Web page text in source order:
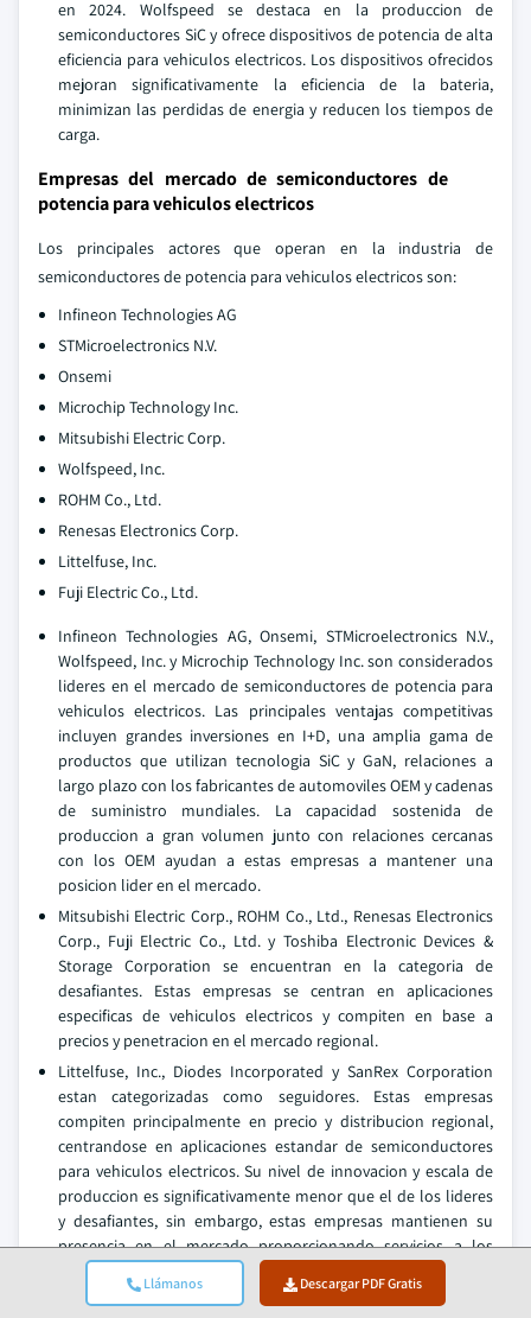
Llámanos Descargar PDF Gratis
en 2024. Wolfspeed se destaca en la produccion de
semiconductores SiC y ofrece dispositivos de potencia de alta
eficiencia para vehiculos electricos. Los dispositivos ofrecidos
mejoran significativamente la eficiencia de la bateria,
minimizan las perdidas de energia y reducen los tiempos de
carga.
Empresas del mercado de semiconductores de
potencia para vehiculos electricos
Los principales actores que operan en la industria de
semiconductores de potencia para vehiculos electricos son:
Infineon Technologies AG
STMicroelectronics N.V.
Onsemi
Microchip Technology Inc.
Mitsubishi Electric Corp.
Wolfspeed, Inc.
ROHM Co., Ltd.
Renesas Electronics Corp.
Littelfuse, Inc.
Fuji Electric Co., Ltd.
Infineon Technologies AG, Onsemi, STMicroelectronics N.V.,
Wolfspeed, Inc. y Microchip Technology Inc. son considerados
lideres en el mercado de semiconductores de potencia para
vehiculos electricos. Las principales ventajas competitivas
incluyen grandes inversiones en I+D, una amplia gama de
productos que utilizan tecnologia SiC y GaN, relaciones a
largo plazo con los fabricantes de automoviles OEM y cadenas
de suministro mundiales. La capacidad sostenida de
produccion a gran volumen junto con relaciones cercanas
con los OEM ayudan a estas empresas a mantener una
posicion lider en el mercado.
Mitsubishi Electric Corp., ROHM Co., Ltd., Renesas Electronics
Corp., Fuji Electric Co., Ltd. y Toshiba Electronic Devices &
Storage Corporation se encuentran en la categoria de
desafiantes. Estas empresas se centran en aplicaciones
especificas de vehiculos electricos y compiten en base a
precios y penetracion en el mercado regional.
Littelfuse, Inc., Diodes Incorporated y SanRex Corporation
estan categorizadas como seguidores. Estas empresas
compiten principalmente en precio y distribucion regional,
centrandose en aplicaciones estandar de semiconductores
para vehiculos electricos. Su nivel de innovacion y escala de
produccion es significativamente menor que el de los lideres
y desafiantes, sin embargo, estas empresas mantienen su
presencia en el mercado proporcionando servicios a los
segmentos mas economicamente viables.
Semikron-Danfoss Group, Starpower Semiconductor Ltd. y